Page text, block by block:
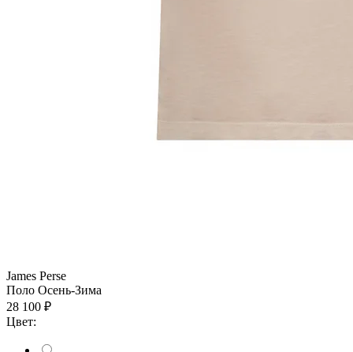
James Perse
Поло Осень-Зима
28 100 ₽
Цвет: